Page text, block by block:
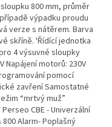
800 mm, průměr
výpadku proudu
verze s nátěrem. Barva
skříně. 'Řídící jednotka
4 výsuvné sloupky
Napájení motorů: 230V
pomocí
zavření Samostatné
“mrtvý muž”
Perseo CBE - Univerzální
Alarm- Poplašný